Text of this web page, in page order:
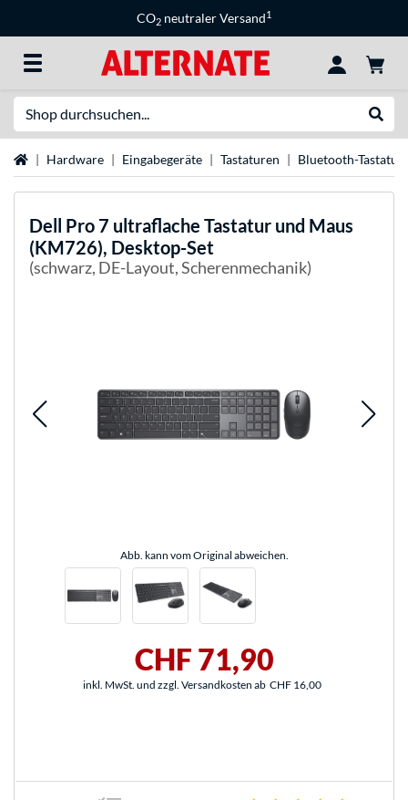
CO2 neutraler Versand1
StartseiteHardware Eingabegeräte Tastaturen Bluetooth-
Dell Pro 7 ultraflache Tastatur und Maus
(KM726), Desktop-Set
(schwarz, DE-Layout, Scherenmechanik)
Abb. kann vom Original abweichen.
CHF 71,90
inkl. MwSt. und zzgl. Versandkosten ab CHF 16,00